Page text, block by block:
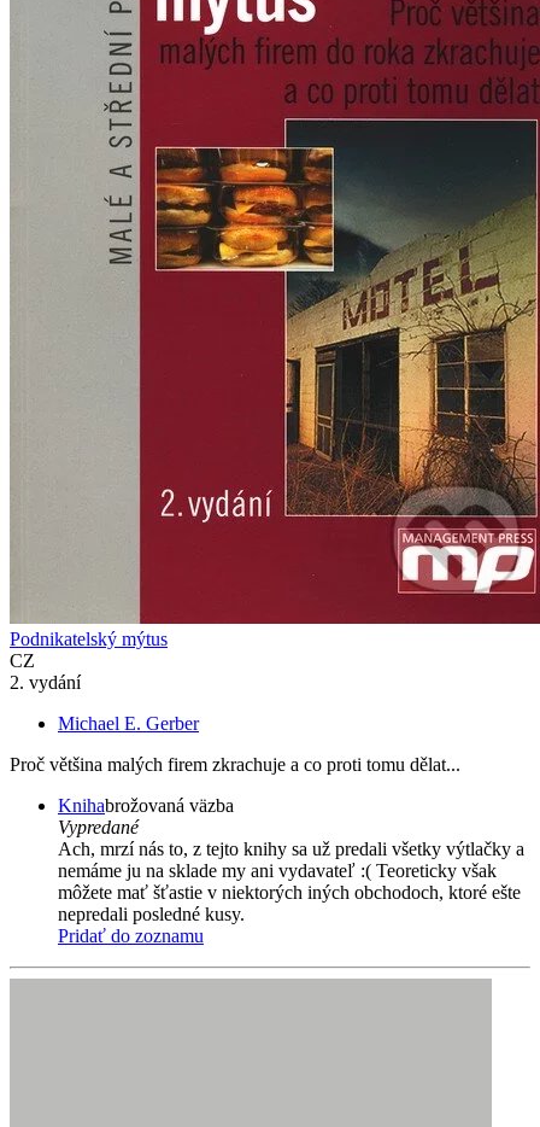
Podnikatelský mýtus
CZ
2. vydání
Michael E. Gerber
Proč většina malých firem zkrachuje a co proti tomu dělat...
Knihabrožovaná väzba
Vypredané
Ach, mrzí nás to, z tejto knihy sa už predali všetky výtlačky a
nemáme ju na sklade my ani vydavateľ :( Teoreticky však
môžete mať šťastie v niektorých iných obchodoch, ktoré ešte
nepredali posledné kusy.
Pridať do zoznamu